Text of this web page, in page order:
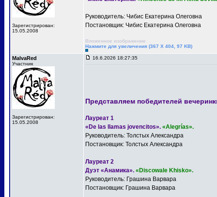
Зарегистрирован:
15.05.2008
Руководитель: Чибис Екатерина Олеговна
Постановщик: Чибис Екатерина Олеговна
Вложенное изображение
Нажмите для увеличения (367 X 404, 97 KB)
MalvaRed
Участник
Зарегистрирован:
15.05.2008
16.6.2026 18:27:35
Представляем победителей
Лауреат 1
«De las llamas jovencitos». «Alegrías».
Руководитель: Толстых Александра
Постановщик: Толстых Александра
Лауреат 2
Дуэт «Анамика». «Discowale Khisko».
Руководитель: Грашина Варвара
Постановщик: Грашина Варвара